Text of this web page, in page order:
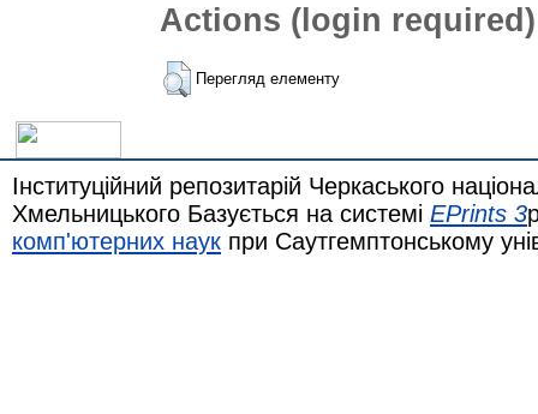
Actions (login required)
Перегляд елементу
Інституційний репозитарій Черкаського
Хмельницького Базується на системі EPrints 3
комп'ютерних наук при Саутгемптонському